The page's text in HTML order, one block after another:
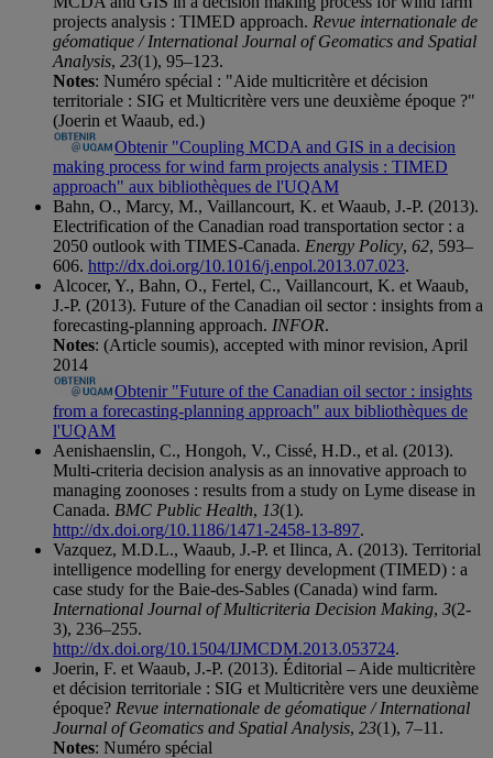
projects analysis : TIMED approach. Revue internationale de
géomatique / International Journal of Geomatics and Spatial
Analysis, 23(1), 95–123.
Notes: Numéro spécial : "Aide multicritère et décision
territoriale : SIG et Multicritère vers une deuxième époque ?"
(Joerin et Waaub, ed.)
Obtenir "Coupling MCDA and GIS in a decision
making process for wind farm projects analysis : TIMED
approach" aux bibliothèques de l'UQAM
Bahn, O., Marcy, M., Vaillancourt, K. et Waaub, J.-P. (2013).
Electrification of the Canadian road transportation sector : a
2050 outlook with TIMES-Canada. Energy Policy, 62, 593–
606. http://dx.doi.org/10.1016/j.enpol.2013.07.023.
Alcocer, Y., Bahn, O., Fertel, C., Vaillancourt, K. et Waaub,
J.-P. (2013). Future of the Canadian oil sector : insights from a
forecasting-planning approach. INFOR.
Notes: (Article soumis), accepted with minor revision, April
2014
Obtenir "Future of the Canadian oil sector : insights
from a forecasting-planning approach" aux bibliothèques de
l'UQAM
Aenishaenslin, C., Hongoh, V., Cissé, H.D., et al. (2013).
Multi-criteria decision analysis as an innovative approach to
managing zoonoses : results from a study on Lyme disease in
Canada. BMC Public Health, 13(1).
http://dx.doi.org/10.1186/1471-2458-13-897.
Vazquez, M.D.L., Waaub, J.-P. et Ilinca, A. (2013). Territorial
intelligence modelling for energy development (TIMED) : a
case study for the Baie-des-Sables (Canada) wind farm.
International Journal of Multicriteria Decision Making, 3(2-
3), 236–255.
http://dx.doi.org/10.1504/IJMCDM.2013.053724.
Joerin, F. et Waaub, J.-P. (2013). Éditorial – Aide multicritère
et décision territoriale : SIG et Multicritère vers une deuxième
époque? Revue internationale de géomatique / International
Journal of Geomatics and Spatial Analysis, 23(1), 7–11.
Notes: Numéro spécial